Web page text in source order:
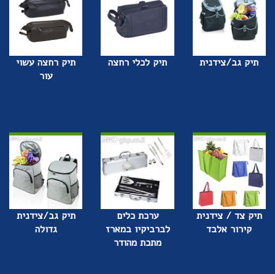
תיק גב/צידנית תיק לכלי רחצה
תיק רחצה עשוי
עור
תיק צד / צידנית
קירור אלבד
ערכת כלים
לברביקיו במארז
מתכת מהודר
תיק גב/צידנית
גדולה